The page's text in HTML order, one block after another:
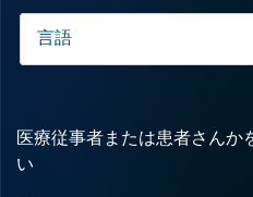
医療従事者または患者さんか
い